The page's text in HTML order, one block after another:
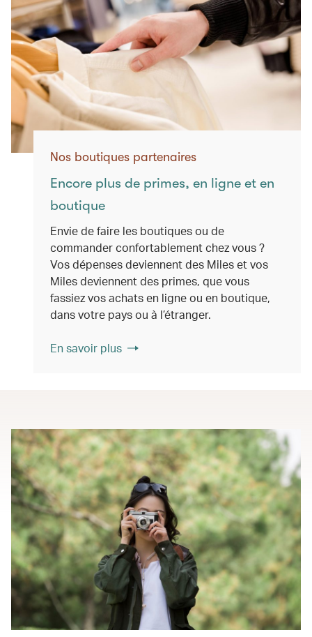
Nos boutiques partenaires
Encore plus de primes, en ligne et en
boutique
Envie de faire les boutiques ou de
commander confortablement chez vous ?
Vos dépenses deviennent des Miles et vos
Miles deviennent des primes, que vous
fassiez vos achats en ligne ou en boutique,
dans votre pays ou à l’étranger.
En savoir plus